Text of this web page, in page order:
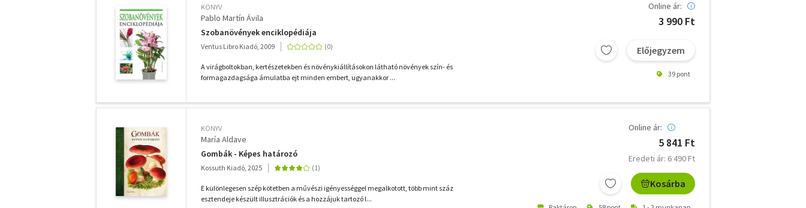
KÖNYV
Pablo Martín Ávila
Szobanövények enciklopédiája
Ventus Libro Kiadó, 2009
A virágboltokban, kertészetekben és növénykiállításokon látható növények szín- és
formagazdagsága ámulatba ejt minden embert, ugyanakkor ...
Online ár:
3 990 Ft
Előjegyzem
39 pont
KÖNYV
María Aldave
Gombák - Képes határozó
Kossuth Kiadó, 2025
E különlegesen szép kötetben a művészi igényességgel megalkotott, több mint száz
esztendeje készült illusztrációk és a hozzájuk tartozó l...
Online ár:
5 841 Ft
Eredeti ár: 6 490 Ft
Kosárba